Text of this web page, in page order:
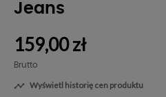
Jeans
159,00 zł
Brutto
 Wyświetl historię cen produktu